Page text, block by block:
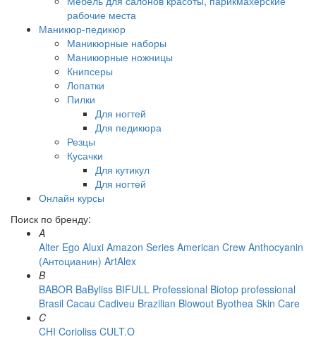
рабочие места
Маникюр-педикюр
Маникюрные наборы
Маникюрные ножницы
Книпсеры
Лопатки
Пилки
Для ногтей
Для педикюра
Резцы
Кусачки
Для кутикул
Для ногтей
Онлайн курсы
Поиск по бренду:
A
Alter Ego Aluxi Amazon Series American Crew Anthocyanin
(Антоцианин) ArtAlex
B
BABOR BaByliss BIFULL Professional Biotop professional
Brasil Cacau Сadiveu Brazilian Blowout Byothea Skin Care
C
CHI Corioliss CULT.O